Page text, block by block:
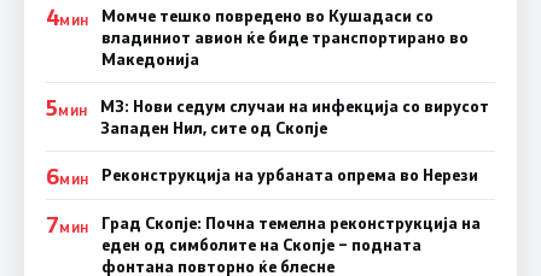
4МИН
Момче тешко повредено во Кушадаси со
владиниот авион ќе биде транспортирано во
Македонија
5МИН
МЗ: Нови седум случаи на инфекција со вирусот
Западен Нил, сите од Скопје
6МИН Реконструкција на урбаната опрема во Нерези
7МИН
Град Скопје: Почна темелна реконструкција на
еден од симболите на Скопје – подната
фонтана повторно ќе блесне